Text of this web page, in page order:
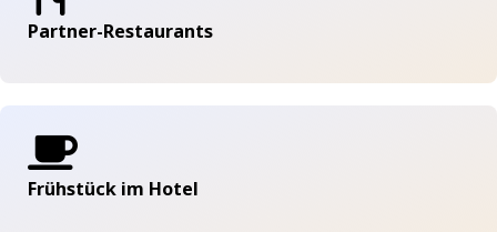
Partner-Restaurants
Frühstück im Hotel